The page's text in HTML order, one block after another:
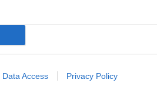
Data Access Privacy Policy
(